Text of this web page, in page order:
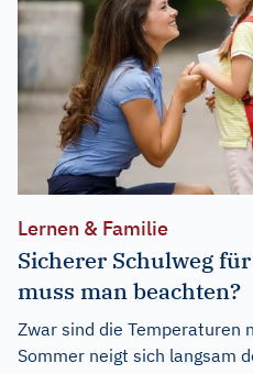
Lernen & Familie
Sicherer Schulweg
muss man beachten?
Zwar sind die Temperaturen
Sommer neigt sich langsam